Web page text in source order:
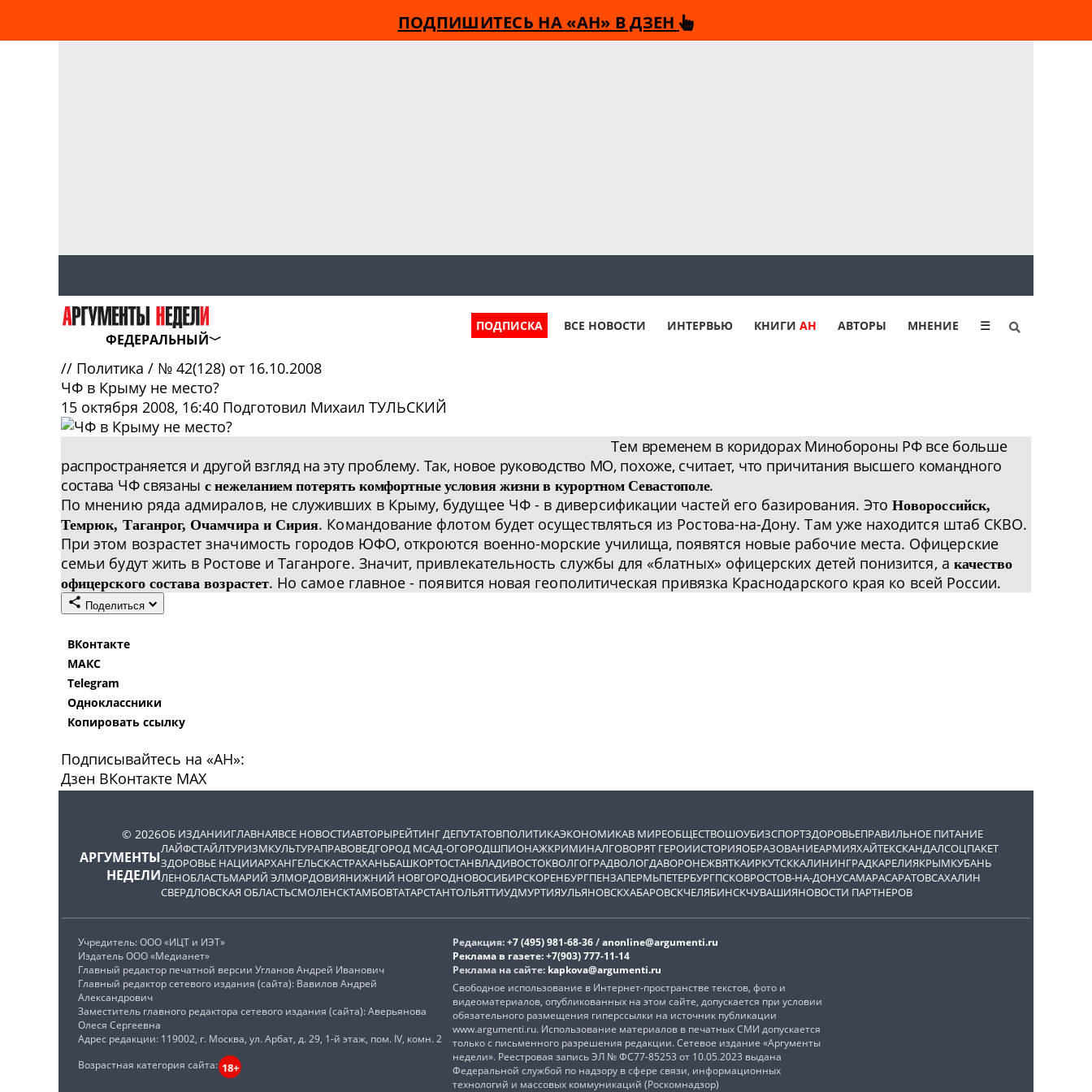
ПОДПИШИТЕСЬ НА «АН» В ДЗЕН
ФЕДЕРАЛЬНЫЙ
ПОДПИСКА ВСЕ НОВОСТИ ИНТЕРВЬЮ КНИГИ АН АВТОРЫ МНЕНИЕ ☰
// Политика / № 42(128) от 16.10.2008
ЧФ в Крыму не место?
15 октября 2008, 16:40 Подготовил Михаил ТУЛЬСКИЙ
Тем временем в коридорах Минобороны РФ все больше
распространяется и другой взгляд на эту проблему. Так, новое руководство МО, похоже, считает, что причитания высшего командного
состава ЧФ связаны с нежеланием потерять комфортные условия жизни в курортном Севастополе.
По мнению ряда адмиралов, не служивших в Крыму, будущее ЧФ - в диверсификации частей его базирования. ЭтоНовороссийск,
Темрюк, Таганрог, Очамчира и Сирия. Командование флотом будет осуществляться из Ростова-на-Дону. Там уже находится штаб СКВО.
При этом возрастет значимость городов ЮФО, откроются военно-морские училища, появятся новые рабочие места. Офицерские
семьи будут жить в Ростове и Таганроге. Значит, привлекательность службы для «блатных» офицерских детей понизится, а качество
офицерского состава возрастет. Но самое главное - появится новая геополитическая привязка Краснодарского края ко всей России.
Поделиться
ВКонтакте
МАКС
Telegram
Одноклассники
Копировать ссылку
Подписывайтесь на «АН»:
Дзен ВКонтакте МАХ
© 2026
АРГУМЕНТЫ
НЕДЕЛИ
ОБ ИЗДАНИИГЛАВНАЯВСЕ НОВОСТИАВТОРЫРЕЙТИНГ ДЕПУТАТОВПОЛИТИКАЭКОНОМИКАВ МИРЕОБЩЕСТВОШОУБИЗСПОРТЗДОРОВЬЕПРАВИЛЬНОЕ ПИТАНИЕ
ЛАЙФСТАЙЛТУРИЗМКУЛЬТУРАПРАВОВЕДГОРОД МСАД-ОГОРОДШПИОНАЖКРИМИНАЛГОВОРЯТ ГЕРОИИСТОРИЯОБРАЗОВАНИЕАРМИЯХАЙТЕКСКАНДАЛСОЦПАКЕТ
ЗДОРОВЬЕ НАЦИИАРХАНГЕЛЬСКАСТРАХАНЬБАШКОРТОСТАНВЛАДИВОСТОКВОЛГОГРАДВОЛОГДАВОРОНЕЖВЯТКАИРКУТСККАЛИНИНГРАДКАРЕЛИЯКРЫМКУБАНЬ
ЛЕНОБЛАСТЬМАРИЙ ЭЛМОРДОВИЯНИЖНИЙ НОВГОРОДНОВОСИБИРСКОРЕНБУРГПЕНЗАПЕРМЬПЕТЕРБУРГПСКОВРОСТОВ-НА-ДОНУСАМАРАСАРАТОВСАХАЛИН
СВЕРДЛОВСКАЯ ОБЛАСТЬСМОЛЕНСКТАМБОВТАТАРСТАНТОЛЬЯТТИУДМУРТИЯУЛЬЯНОВСКХАБАРОВСКЧЕЛЯБИНСКЧУВАШИЯНОВОСТИ ПАРТНЕРОВ
Учредитель: ООО «ИЦТ и ИЭТ»
Издатель ООО «Медианет»
Главный редактор печатной версии Угланов Андрей Иванович
Главный редактор сетевого издания (сайта): Вавилов Андрей
Александрович
Заместитель главного редактора сетевого издания (сайта): Аверьянова
Олеся Сергеевна
Адрес редакции: 119002, г. Москва, ул. Арбат, д. 29, 1-й этаж, пом. IV, комн. 2
Возрастная категория сайта: 18+
Редакция:+7 (495) 981-68-36/anonline@argumenti.ru
Реклама в газете:+7(903) 777-11-14
Реклама на сайте: kapkova@argumenti.ru
Свободное использование в Интернет-пространстве текстов, фото и
видеоматериалов, опубликованных на этом сайте, допускается при условии
обязательного размещения гиперссылки на источник публикации
www.argumenti.ru. Использование материалов в печатных СМИ допускается
только с письменного разрешения редакции. Сетевое издание «Аргументы
недели». Реестровая запись ЭЛ № ФС77-85253 от 10.05.2023 выдана
Федеральной службой по надзору в сфере связи, информационных
технологий и массовых коммуникаций (Роскомнадзор)